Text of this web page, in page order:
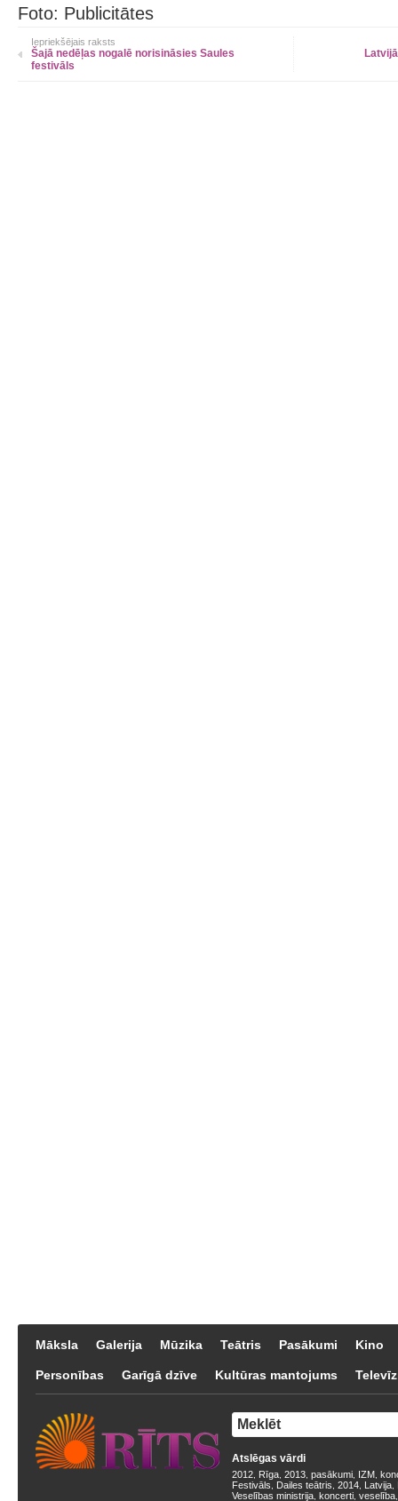
Foto: Publicitātes
Iepriekšējais raksts
Šajā nedēļas nogalē norisināsies Saules
festivāls
Māksla Galerija Mūzika Teātris Pasākumi Kino
Personības Garīgā dzīve Kultūras mantojums
Atslēgas vārdi
2012 Rīga 2013 pasākumi IZM
Festivāls
Dailes teātris 2014 Latvija
Veselības ministrija koncerti veselība